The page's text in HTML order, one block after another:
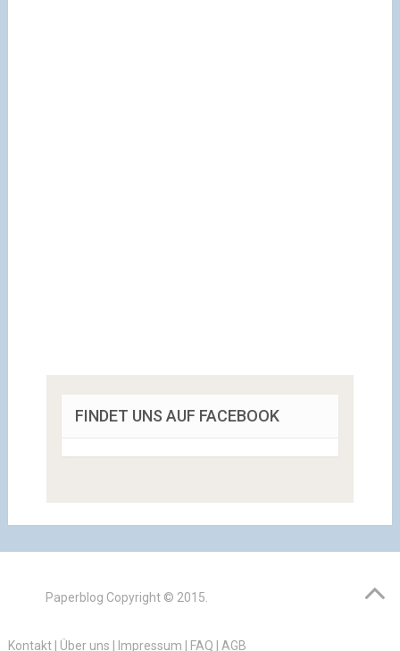
FINDET UNS AUF FACEBOOK
Paperblog Copyright © 2015.
Kontakt| Über uns Impressum FAQ AGB